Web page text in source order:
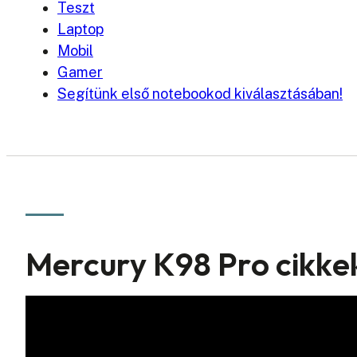
Teszt
Laptop
Mobil
Gamer
Segítünk első notebookod kiválasztásában!
Mercury K98 Pro